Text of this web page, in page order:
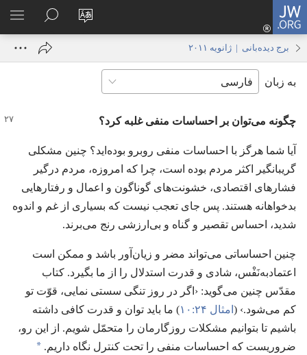
JW.ORG
زبان
را
ورود
باز
JW.ORG
جستجو
برج دیده‌بانی | ژانویه ۲۰۱۱
به زبان
چگونه می‌توان بر احساسات منفی غلبه کرد؟‏
آیا شما هرگز با احساسات منفی روبرو بوده‌اید؟‏ چنین مشکلی
گریبانگیر اکثر مردم بوده است،‏ چرا که امروزه،‏ مردم درگیر
فشارهای اقتصادی،‏ خشونت‌های گوناگون و اعمال و رفتارهایی
بدخواهانه هستند.‏ پس جای تعجب نیست که بسیاری از غم و اندوه
شدید،‏ احساس تقصیر و گناه و بی‌ارزشی رنج می‌برند.‏
چنین احساساتی می‌تواند مضر و زیان‌آور باشد و ممکن است
اعتمادبه‌نَفْس،‏ شادی و قدرت استدلال را از ما بگیرد.‏ کتاب
مقدّس چنین می‌گوید:‏ ‹اگر در روز تنگی سستی نمایی،‏ قوّت تو
کم می‌شود.‏› (‏ امثال ۲۴:‏۱۰
‏)‏ ما باید توان و قدرت کافی داشته
باشیم تا بتوانیم مشکلات روزگارمان را متحمّل شویم.‏ از این رو،‏
ضروریست که احساسات منفی را تحت کنترل نگاه داریم.‏ *